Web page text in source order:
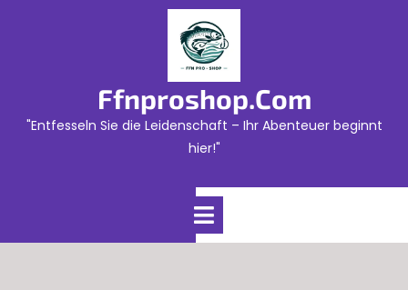
Ffnproshop.com
"Entfesseln Sie die Leidenschaft – Ihr Abenteuer beginnt
hier!"
Open